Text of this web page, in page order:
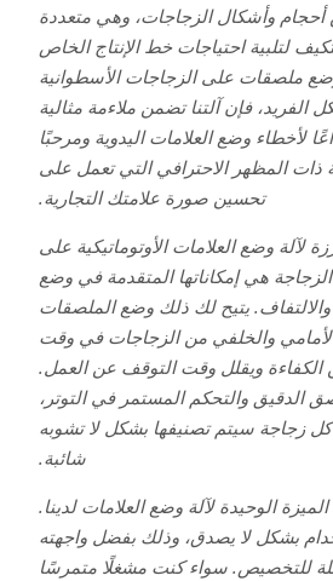
وأشكال الزجاجات، وهي متعددة
لتلبية احتياجات خط الإنتاج الخاص
ملصقات على الزجاجات الأسطوانية
الفريد، فإن آلتنا تضمن ملاءمة مثالية
لأخطاء وضع العلامات اليدوية ومرحبًا
ذات المظهر الاحترافي التي تعمل على
تحسين صورة علامتك التجارية.
لآلة وضع العلامات الأوتوماتيكية على
هي إمكاناتها المتقدمة في وضع
والالتفاف. يتيح لك ذلك وضع الملصقات
والخلفي من الزجاجات في وقت
الكفاءة ويقلل وقت التوقف عن العمل.
الدقيق والتحكم المستمر في التوتر،
زجاجة سيتم تصنيفها بشكل لا تشوبه
شائبة.
الوحيدة لآلة وضع العلامات لدينا.
بشكل لا يصدق، وذلك بفضل واجهته
للتخصيص. سواء كنت مشغلًا متمرسًا